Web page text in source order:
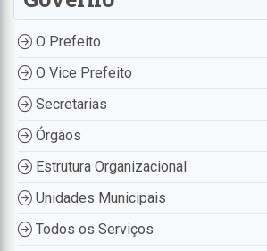
O Prefeito
O Vice Prefeito
Secretarias
Órgãos
Estrutura Organizacional
Unidades Municipais
Todos os Serviços